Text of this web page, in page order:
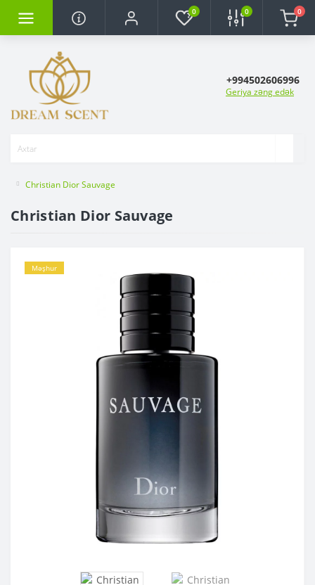
0 0 0
+994502606996
Geriya zəng edək
Christian Dior Sauvage
Christian Dior Sauvage
Məşhur